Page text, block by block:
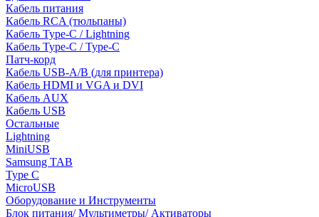
Кабель питания
Кабель RCA (тюльпаны)
Кабель Type-C / Lightning
Кабель Type-C / Type-C
Патч-корд
Кабель USB-A/B (для принтера)
Кабель HDMI и VGA и DVI
Кабель AUX
Кабель USB
Остальные
Lightning
MiniUSB
Samsung TAB
Type C
MicroUSB
Оборудование и Инструменты
Блок питания/ Мультиметры/ Активаторы